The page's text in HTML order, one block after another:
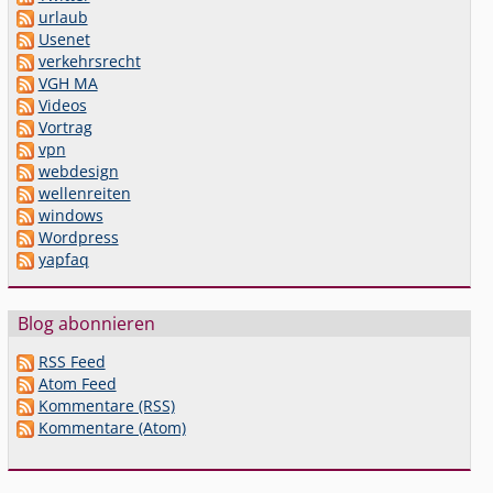
urlaub
Usenet
verkehrsrecht
VGH MA
Videos
Vortrag
vpn
webdesign
wellenreiten
windows
Wordpress
yapfaq
Blog abonnieren
RSS Feed
Atom Feed
Kommentare (RSS)
Kommentare (Atom)